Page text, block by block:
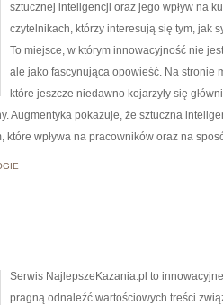
sztucznej inteligencji oraz jego wpływ na
czytelnikach, którzy interesują się tym, jak
To miejsce, w którym innowacyjność nie
ale jako fascynująca opowieść. Na stronie
które jeszcze niedawno kojarzyły się
Augmentyka pokazuje, że sztuczna
które wpływa na pracowników oraz na
Serwis NajlepszeKazania.pl to
pragną odnaleźć wartościowych treści